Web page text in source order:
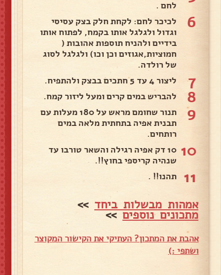
לחם .
6
לכיכר לחם: לקחת חלק בצק עסיסי
וגדול ולגלגל אותו בקמח, לפתוח אותו
בידיים ולהניח תוספות אהובות (
חמוציות,אגוזים וכן וכו) ולגלגל לסוג
של רולדה.
7 ליצור 4 עד 5 חתכים בבצק ולהתפיח.
8 להבריש במים קרים ומעל ליזור קמח.
9
תנור שחומם מראש על 180 מעלות עם
תבנית אפיה בתחתית מלאה במים
רותחים.
10
10 דק אפיה רגילה והשאר טורבו עד
שנהיה קריספי בחוץ!!.
11 תהנו!! .
אמהות מבשלות ביחד >>
מתכונים נוספים>>
אהבת את המתכון? העתיקי את הקישור המקוצר
ושתפי :)